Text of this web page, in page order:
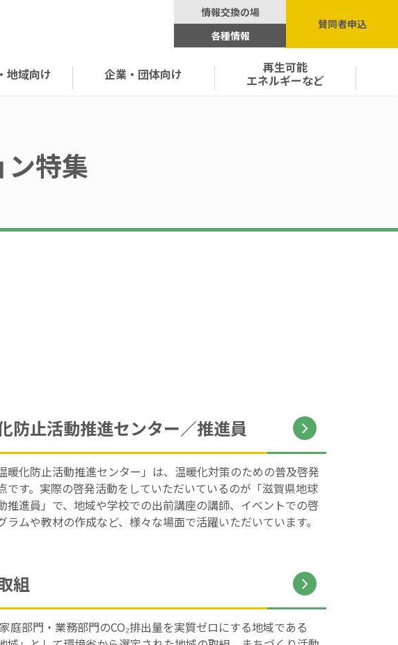
賛同者申込
情報交換の場
各種情報
地域向け 企業・団体向け 再生可能
エネルギーなど
ン特集
防止活動推進センター／推進員
暖化防止活動推進センター」は、温暖化対策のための普及啓発
です。実際の啓発活動をしていただいているのが「滋賀県地球
推進員」で、地域や学校での出前講座の講師、イベントでの啓
ラムや教材の作成など、様々な場面で活躍いただいています。
組
庭部門・業務部門のCO₂排出量を実質ゼロにする地域である